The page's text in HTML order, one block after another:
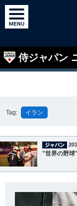
侍ジャパン
Tag: イラン
"世界の野球